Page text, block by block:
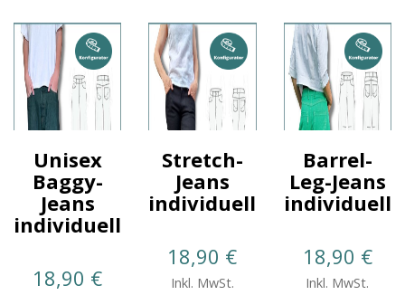
Unisex
Baggy-
Jeans
individuell
18,90 €
Stretch-
Jeans
individuell
18,90 €
Inkl. MwSt.
Barrel-
Leg-Jeans
individuell
18,90 €
Inkl. MwSt.